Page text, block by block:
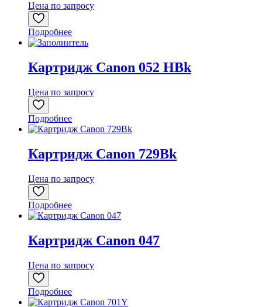
Цена по запросу
Подробнее
Картридж Canon 052 HBk
Цена по запросу
Подробнее
Картридж Canon 729Bk
Цена по запросу
Подробнее
Картридж Canon 047
Цена по запросу
Подробнее